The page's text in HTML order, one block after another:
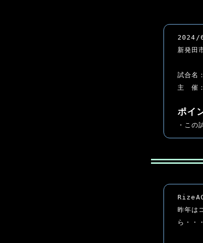
2024/
新発田
試合名
主　催
ポイ
・この
昨年は
ら・・・